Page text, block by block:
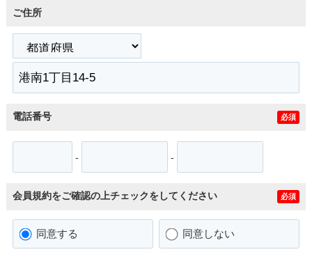
ご住所
電話番号 必須
- -
会員規約をご確認の上チェックをしてください 必須
同意する 同意しない